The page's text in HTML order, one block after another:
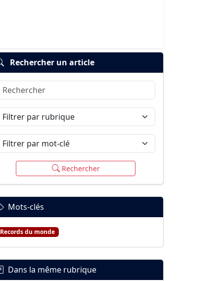
Rechercher un article
Rechercher
Filtrer par rubrique
Filtrer par mot-clé
Rechercher
Mots-clés
Records du monde
Dans la même rubrique